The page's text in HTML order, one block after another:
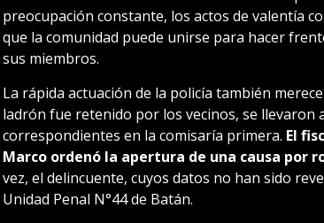
preocupación constante, los actos de valentía
que la comunidad puede unirse para hacer
sus miembros.
La rápida actuación de la policía también
ladrón fue retenido por los vecinos, se llevaron
correspondientes en la comisaría primera. El
Marco ordenó la apertura de una causa por
vez, el delincuente, cuyos datos no han sido
Unidad Penal N°44 de Batán.